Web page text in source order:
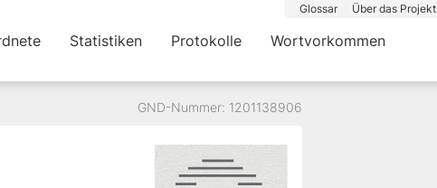
Glossar Über das Projekt
Statistiken Protokolle Wortvorkommen
GND-Nummer: 1201138906